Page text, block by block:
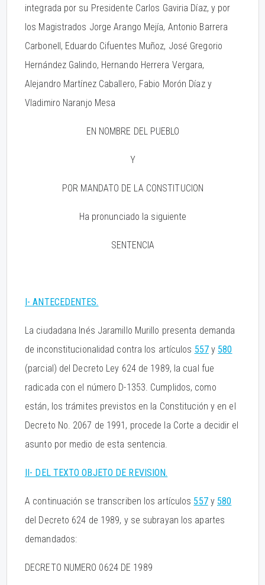
integrada por su Presidente Carlos Gaviria Díaz, y por
los Magistrados Jorge Arango Mejía, Antonio Barrera
Carbonell, Eduardo Cifuentes Muñoz, José Gregorio
Hernández Galindo, Hernando Herrera Vergara,
Alejandro Martínez Caballero, Fabio Morón Díaz y
Vladimiro Naranjo Mesa
EN NOMBRE DEL PUEBLO
Y
POR MANDATO DE LA CONSTITUCION
Ha pronunciado la siguiente
SENTENCIA
I- ANTECEDENTES.
La ciudadana Inés Jaramillo Murillo presenta demanda
de inconstitucionalidad contra los artículos 557y 580
(parcial) del Decreto Ley 624 de 1989, la cual fue
radicada con el número D-1353. Cumplidos, como
están, los trámites previstos en la Constitución y en el
Decreto No. 2067 de 1991, procede la Corte a decidir el
asunto por medio de esta sentencia.
II- DEL TEXTO OBJETO DE REVISION.
A continuación se transcriben los artículos 557y 580
del Decreto 624 de 1989, y se subrayan los apartes
demandados:
DECRETO NUMERO 0624 DE 1989